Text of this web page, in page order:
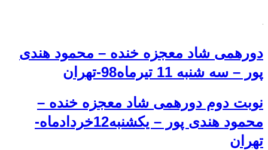
دورهمی شاد معجزه خنده – محمود هندی
پور – سه شنبه 11 تیرماه98-تهران
نوبت دوم دورهمی شاد معجزه خنده –
محمود هندی پور – یکشنبه12خردادماه-
تهران